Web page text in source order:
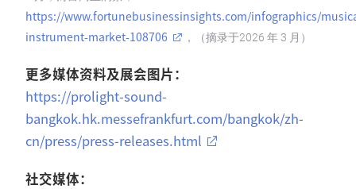
https://www.fortunebusinessinsights.com/infographics/
instrument-market-108706
，（摘录于2026 年 3 月）
更多媒体资料及展会图片：
https://prolight-sound-
bangkok.hk.messefrankfurt.com/bangkok/zh-
cn/press/press-releases.html
社交媒体：